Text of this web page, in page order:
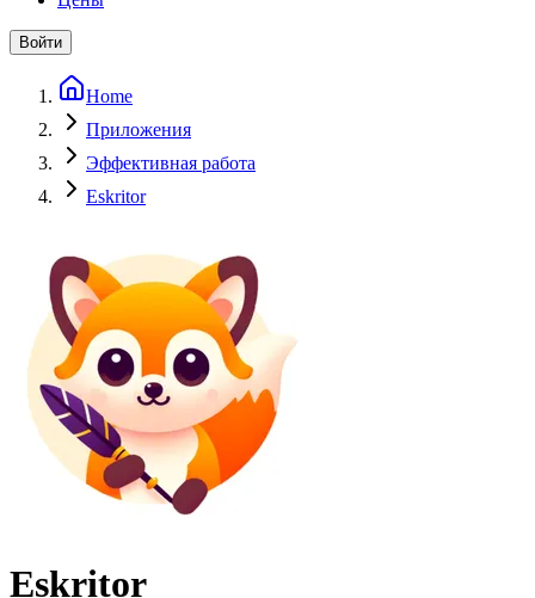
Войти
Home
Приложения
Эффективная работа
Eskritor
Eskritor